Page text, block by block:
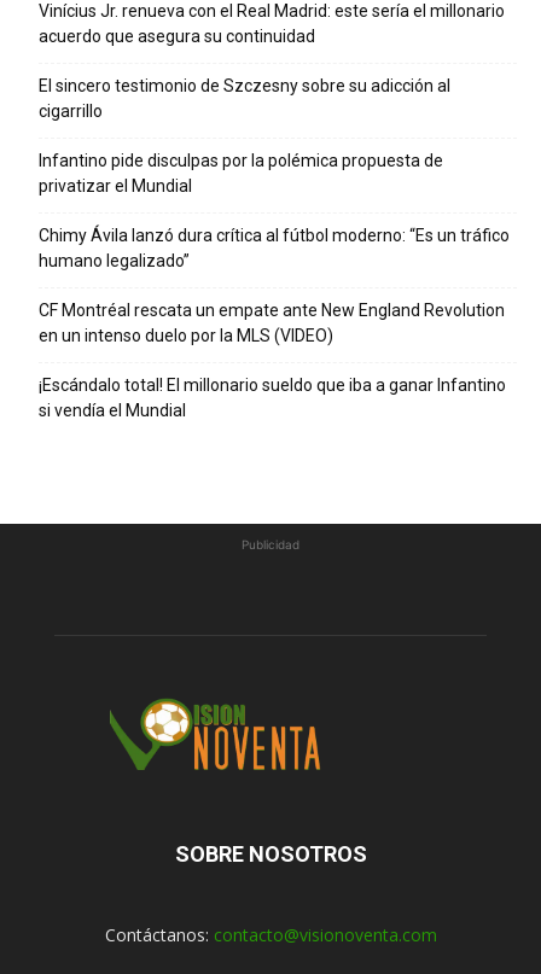
Vinícius Jr. renueva con el Real Madrid: este sería el millonario
acuerdo que asegura su continuidad
El sincero testimonio de Szczesny sobre su adicción al
cigarrillo
Infantino pide disculpas por la polémica propuesta de
privatizar el Mundial
Chimy Ávila lanzó dura crítica al fútbol moderno: “Es un tráfico
humano legalizado”
CF Montréal rescata un empate ante New England Revolution
en un intenso duelo por la MLS (VIDEO)
¡Escándalo total! El millonario sueldo que iba a ganar Infantino
si vendía el Mundial
Publicidad
SOBRE NOSOTROS
Contáctanos: contacto@visionoventa.com